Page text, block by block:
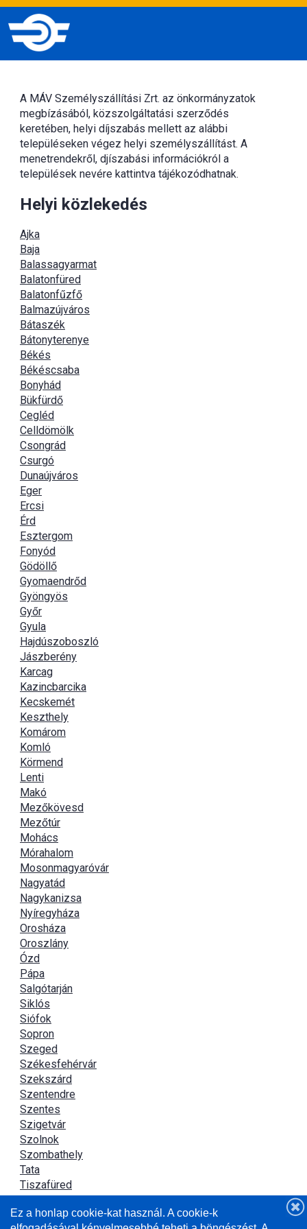
A MÁV Személyszállítási Zrt. az önkormányzatok
megbízásából, közszolgáltatási szerződés
keretében, helyi díjszabás mellett az alábbi
településeken végez helyi személyszállítást. A
menetrendekről, djíszabási információkról a
települések nevére kattintva tájékozódhatnak.
Helyi közlekedés
Ajka
Baja
Balassagyarmat
Balatonfüred
Balatonfűzfő
Balmazújváros
Bátaszék
Bátonyterenye
Békés
Békéscsaba
Bonyhád
Bükfürdő
Cegléd
Celldömölk
Csongrád
Csurgó
Dunaújváros
Eger
Ercsi
Érd
Esztergom
Fonyód
Gödöllő
Gyomaendrőd
Gyöngyös
Győr
Gyula
Hajdúszoboszló
Jászberény
Karcag
Kazincbarcika
Kecskemét
Keszthely
Komárom
Komló
Körmend
Lenti
Makó
Mezőkövesd
Mezőtúr
Mohács
Mórahalom
Mosonmagyaróvár
Nagyatád
Nagykanizsa
Nyíregyháza
Orosháza
Oroszlány
Ózd
Pápa
Salgótarján
Siklós
Siófok
Sopron
Szeged
Székesfehérvár
Szekszárd
Szentendre
Szentes
Szigetvár
Szolnok
Szombathely
Tata
Tiszafüred
Újszász
Ez a honlap cookie-kat használ. A cookie-k